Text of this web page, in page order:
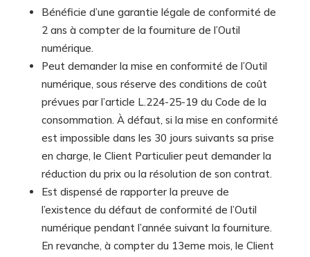
Bénéficie d’une garantie légale de conformité de
2 ans à compter de la fourniture de l’Outil
numérique.
Peut demander la mise en conformité de l’Outil
numérique, sous réserve des conditions de coût
prévues par l’article L.224-25-19 du Code de la
consommation. À défaut, si la mise en conformité
est impossible dans les 30 jours suivants sa prise
en charge, le Client Particulier peut demander la
réduction du prix ou la résolution de son contrat.
Est dispensé de rapporter la preuve de
l’existence du défaut de conformité de l’Outil
numérique pendant l’année suivant la fourniture.
En revanche, à compter du 13eme mois, le Client